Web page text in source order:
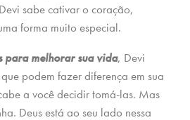
sabe cativar o coração,
forma muito especial.
para melhorar sua vida, Devi
podem fazer diferença em sua
a você decidir tomá-las. Mas
Deus está ao seu lado nessa